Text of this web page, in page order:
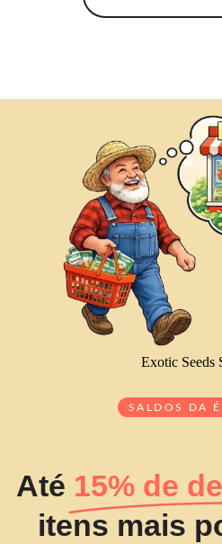
Exotic Seeds
SALDOS DA
Até 15% de
itens mais